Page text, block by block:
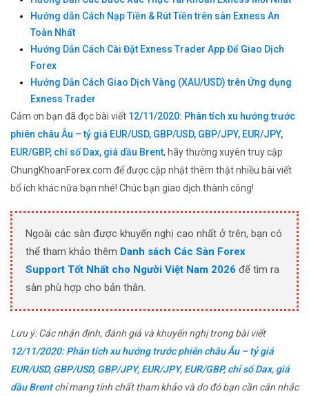
Hướng dẫn Cách Nạp Tiền & Rút Tiền trên sàn Exness An
Toàn Nhất
Hướng Dẫn Cách Cài Đặt Exness Trader App Để Giao Dịch
Forex
Hướng Dẫn Cách Giao Dịch Vàng (XAU/USD) trên Ứng dụng
Exness Trader
Cảm ơn bạn đã đọc bài viết 12/11/2020: Phân tích xu hướng trước
phiên châu Âu – tỷ giá EUR/USD, GBP/USD, GBP/JPY, EUR/JPY,
EUR/GBP, chỉ số Dax, giá dầu Brent, hãy thường xuyên truy cập
ChungKhoanForex.com để được cập nhật thêm thật nhiều bài viết
bổ ích khác nữa bạn nhé! Chúc bạn giao dịch thành công!
Ngoài các sàn được khuyến nghị cao nhất ở trên, bạn có
thể tham khảo thêm Danh sách Các Sàn Forex
Support Tốt Nhất cho Người Việt Nam 2026 để tìm ra
sàn phù hợp cho bản thân.
Lưu ý: Các nhận định, đánh giá và khuyến nghị trong bài viết
12/11/2020: Phân tích xu hướng trước phiên châu Âu – tỷ giá
EUR/USD, GBP/USD, GBP/JPY, EUR/JPY, EUR/GBP, chỉ số Dax, giá
dầu Brentchỉ mang tính chất tham khảo và do đó bạn cần cân nhắc